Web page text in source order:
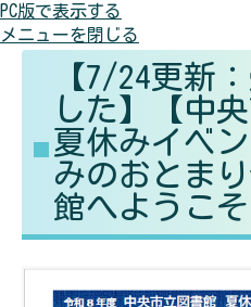
す
る
に
す
に
戻
PC版で表示する
メニューを閉じる
【7/24更新
した】【中
夏休みイベ
みのおとま
館へようこそ